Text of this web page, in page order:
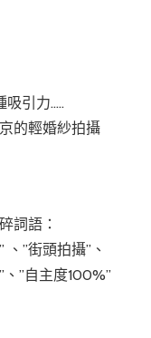
吸引力…..
的輕婚紗拍攝
詞語：
、”街頭拍攝”、
、”自主度100%”